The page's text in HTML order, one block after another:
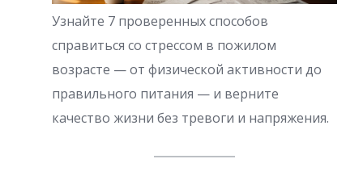
Узнайте 7 проверенных способов
справиться со стрессом в пожилом
возрасте — от физической активности до
правильного питания — и верните
качество жизни без тревоги и напряжения.